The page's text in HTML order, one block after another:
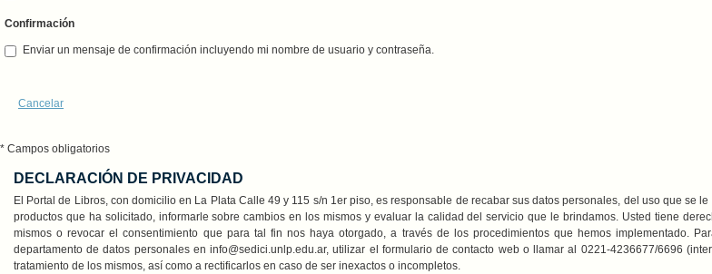
Confirmación
Enviar un mensaje de confirmación incluyendo mi nombre de usuario y contraseña.
Cancelar
* Campos obligatorios
DECLARACIÓN DE PRIVACIDAD
El Portal de Libros, con domicilio en La Plata Calle 49 y 115 s/n 1er piso, es responsable de recabar sus datos personales, del uso que
productos que ha solicitado, informarle sobre cambios en los mismos y evaluar la calidad del servicio que le brindamos. Usted tiene
mismos o revocar el consentimiento que para tal fin nos haya otorgado, a través de los procedimientos que hemos implementado.
departamento de datos personales en info@sedici.unlp.edu.ar, utilizar el formulario de contacto web o llamar al 0221-4236677/6696
tratamiento de los mismos, así como a rectificarlos en caso de ser inexactos o incompletos.